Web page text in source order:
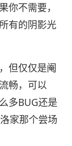
你不需要，
有的阴影光
但仅仅是阉
畅，可以
多BUG还是
家那个尝场